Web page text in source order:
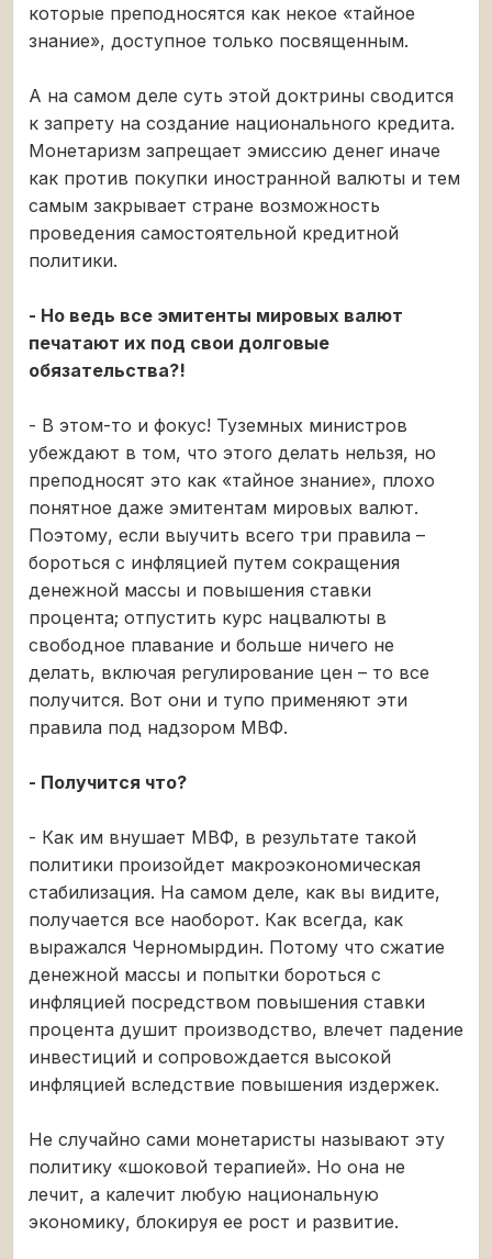
которые преподносятся как некое «тайное
знание», доступное только посвященным.
А на самом деле суть этой доктрины сводится
к запрету на создание национального кредита.
Монетаризм запрещает эмиссию денег иначе
как против покупки иностранной валюты и тем
самым закрывает стране возможность
проведения самостоятельной кредитной
политики.
- Но ведь все эмитенты мировых валют
печатают их под свои долговые
обязательства?!
- В этом-то и фокус! Туземных министров
убеждают в том, что этого делать нельзя, но
преподносят это как «тайное знание», плохо
понятное даже эмитентам мировых валют.
Поэтому, если выучить всего три правила –
бороться с инфляцией путем сокращения
денежной массы и повышения ставки
процента; отпустить курс нацвалюты в
свободное плавание и больше ничего не
делать, включая регулирование цен – то все
получится. Вот они и тупо применяют эти
правила под надзором МВФ.
- Получится что?
- Как им внушает МВФ, в результате такой
политики произойдет макроэкономическая
стабилизация. На самом деле, как вы видите,
получается все наоборот. Как всегда, как
выражался Черномырдин. Потому что сжатие
денежной массы и попытки бороться с
инфляцией посредством повышения ставки
процента душит производство, влечет падение
инвестиций и сопровождается высокой
инфляцией вследствие повышения издержек.
Не случайно сами монетаристы называют эту
политику «шоковой терапией». Но она не
лечит, а калечит любую национальную
экономику, блокируя ее рост и развитие.